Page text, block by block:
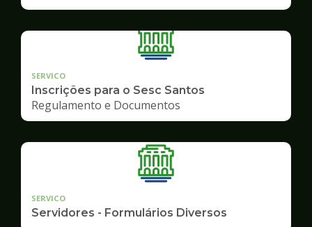
Servidor
SERVICO
Inscrições para o Sesc Santos
Regulamento e Documentos
SERVICO
Servidores - Formulários Diversos